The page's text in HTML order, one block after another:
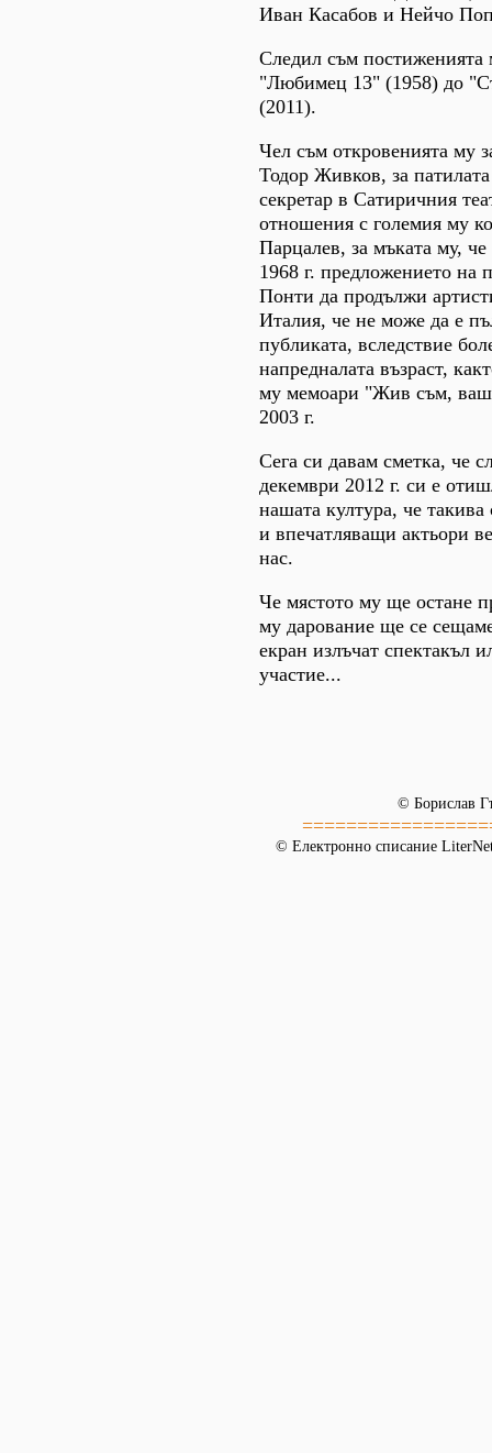
Иван Касабов и Нейчо
Следил съм постиженията
"Любимец 13" (1958) до
(2011).
Чел съм откровенията му
Тодор Живков, за
секретар в Сатиричния
отношения с големия му
Парцалев, за мъката му,
1968 г. предложението на
Понти да продължи
Италия, че не може да е
публиката, вследствие
напредналата възраст,
му мемоари "Жив съм, ваш
2003 г.
Сега си давам сметка, че
декември 2012 г. си е
нашата култура, че
и впечатляващи актьори
нас.
Че мястото му ще остане
му дарование ще се
екран излъчат спектакъл
участие...
© Борислав
© Електронно списание